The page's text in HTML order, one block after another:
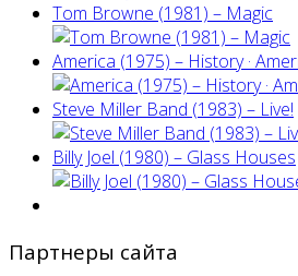
Tom Browne (1981) – Magic
America (1975) ‎– History ·
Steve Miller Band ‎(1983) – Live!
Billy Joel (1980) ‎– Glass Houses
Партнеры сайта